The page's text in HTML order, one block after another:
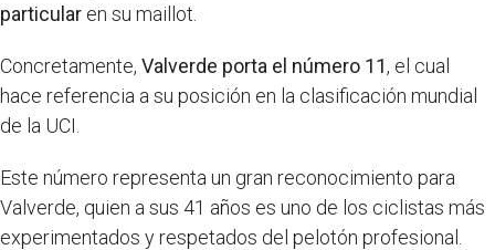
particular en su maillot.
Concretamente, Valverde porta el número 11, el cual
hace referencia a su posición en la clasificación mundial
de la UCI.
Este número representa un gran reconocimiento para
Valverde, quien a sus 41 años es uno de los ciclistas más
experimentados y respetados del pelotón profesional.